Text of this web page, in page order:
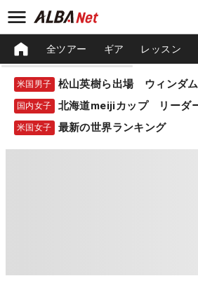
全ツアー ギア レッスン
米国男子
国内女子 北海道meijiカップ リーダ
米国女子 最新の世界ランキング